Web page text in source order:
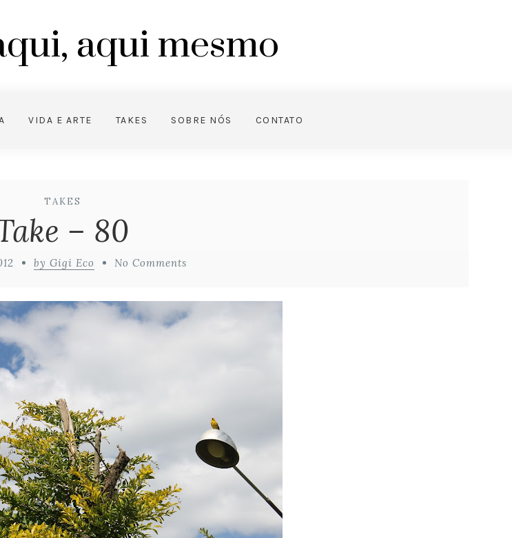
aqui mesmo
VIDA E ARTE TAKES SOBRE NÓS CONTATO
TAKES
– 80
by Gigi Eco No Comments